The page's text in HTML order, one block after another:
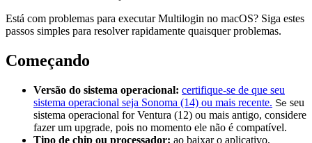
Está com problemas para executar Multilogin no macOS? Siga estes
passos simples para resolver rapidamente quaisquer problemas.
Começando
Versão do sistema operacional: certifique-se de que seu
sistema operacional seja Sonoma (14) ou mais recente. Se seu
sistema operacional for Ventura (12) ou mais antigo, considere
fazer um upgrade, pois no momento ele não é compatível.
Tipo de chip ou processador: ao baixar o aplicativo,